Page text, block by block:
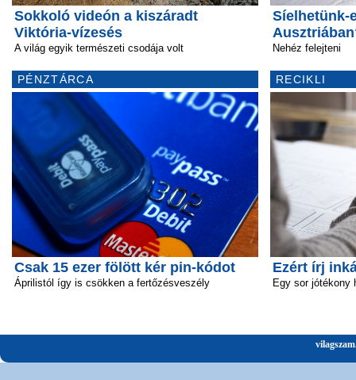
Sokkoló videón a kiszáradt
Viktória-vízesés
A világ egyik természeti csodája volt
PÉNZTÁRCA
Csak 15 ezer fölött kér pin-kódot
Áprilistól így is csökken a fertőzésveszély
Síelhetünk-
Nehéz felejteni
RECIKLI
Ezért írj
Egy sor jótékony